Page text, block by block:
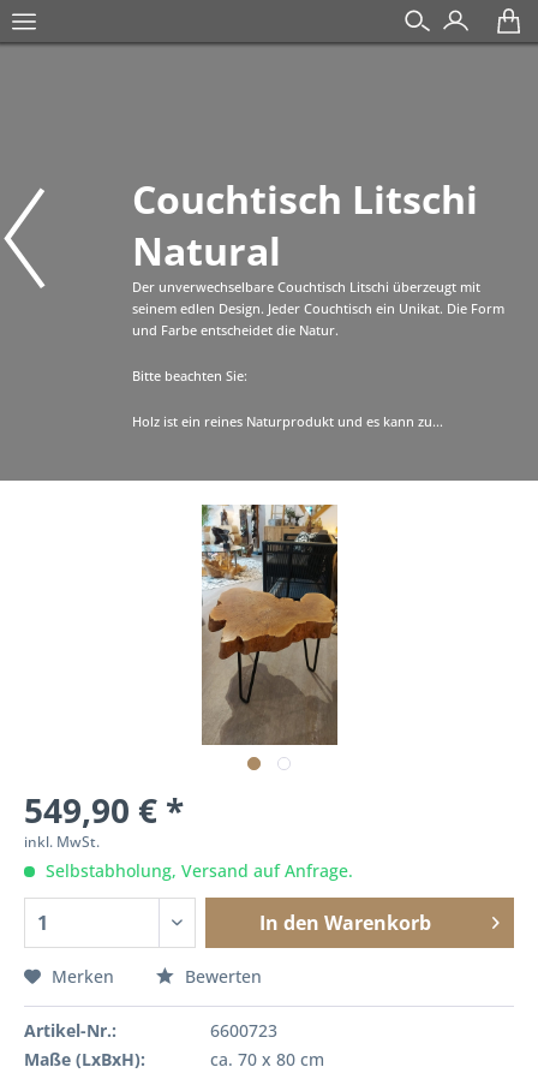
Couchtisch Litschi
Natural
Der unverwechselbare Couchtisch Litschi überzeugt mit
seinem edlen Design. Jeder Couchtisch ein Unikat. Die Form
und Farbe entscheidet die Natur.
Bitte beachten Sie:
Holz ist ein reines Naturprodukt und es kann zu...
549,90 € *
inkl. MwSt.
Selbstabholung, Versand auf Anfrage.
In den Warenkorb
Merken Bewerten
Artikel-Nr.:
6600723
Maße (LxBxH):
ca. 70 x 80 cm